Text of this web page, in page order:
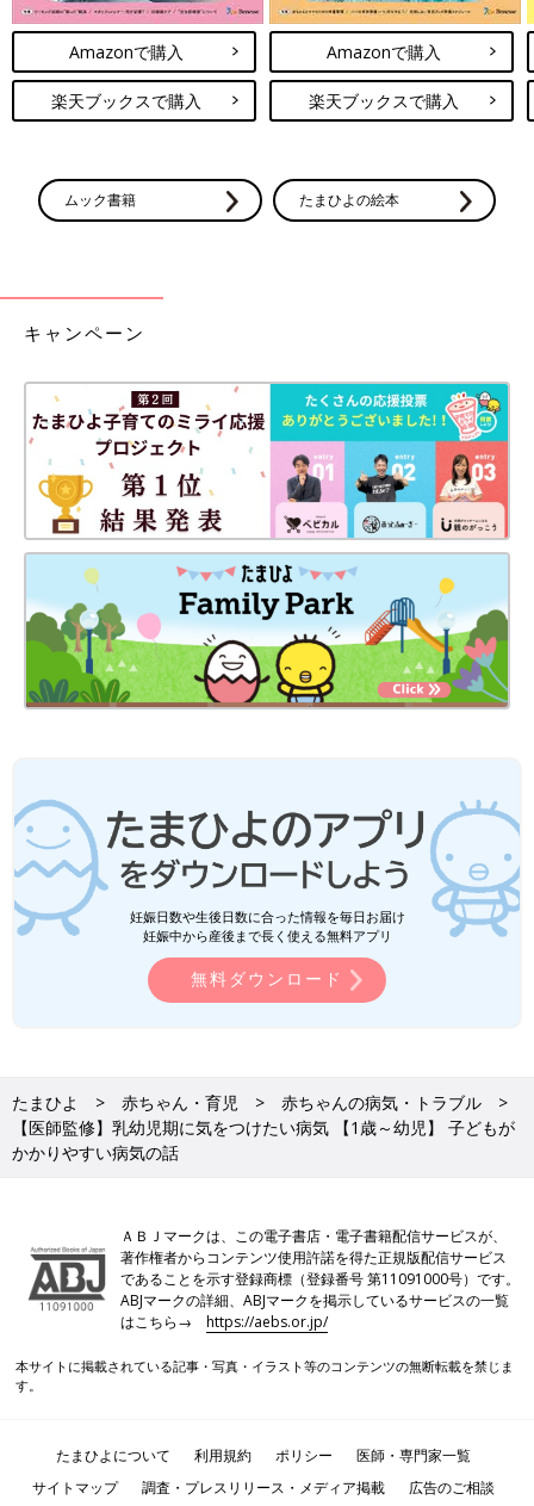
Amazonで購入
楽天ブックスで購入
Amazonで購入
楽天ブックスで購入
ムック書籍 たまひよの絵本
キャンペーン
妊娠日数や生後日数に合った情報を毎日お届け
妊娠中から産後まで長く使える無料アプリ
無料ダウンロード
たまひよ 赤ちゃん・育児
赤ちゃんの病気・トラブル
【医師監修】乳幼児期に気をつけたい病気 【1歳～幼児】 子どもが
かかりやすい病気の話
ＡＢＪマークは、この電子書店・電子書籍配信サービスが、
著作権者からコンテンツ使用許諾を得た正規版配信サービス
であることを示す登録商標（登録番号 第11091000号）です。
ABJマークの詳細、ABJマークを掲示しているサービスの一覧
はこちら→https://aebs.or.jp/
本サイトに掲載されている記事・写真・イラスト等のコンテンツの無断転載を禁じま
す。
たまひよについて 利用規約 ポリシー
医師・専門家一覧
サイトマップ
調査・プレスリリース・メディア掲載 広告のご相談